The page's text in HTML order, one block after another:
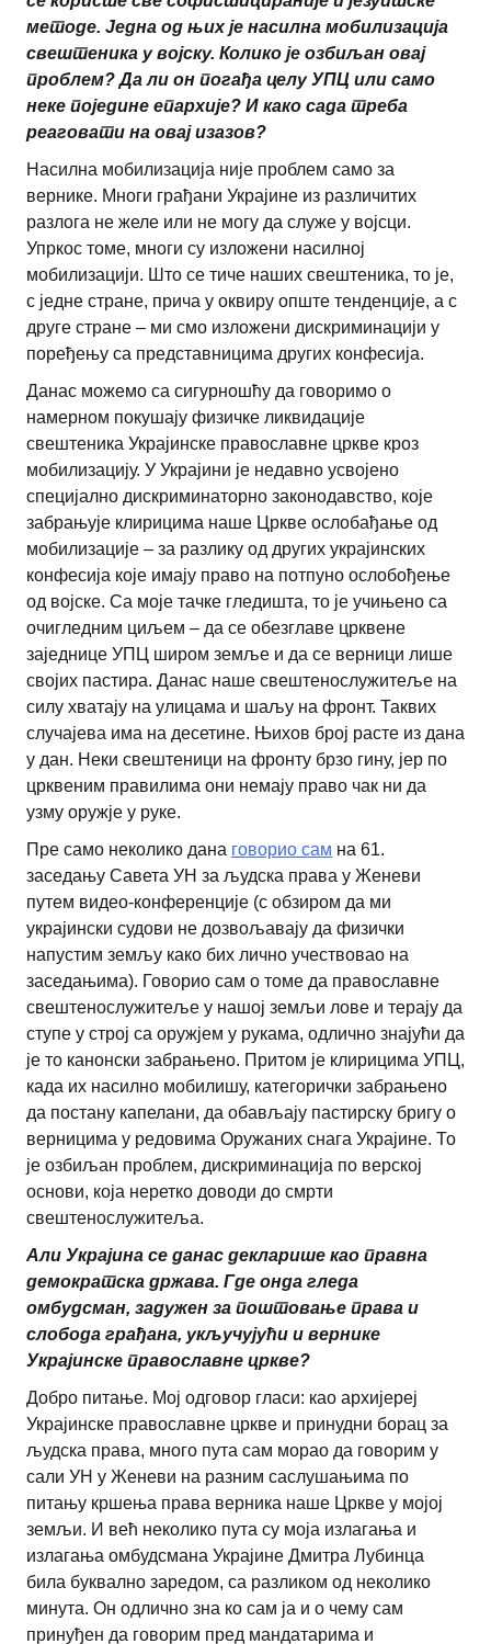
методе. Једна од њих је насилна мобилизација
свештеника у војску. Колико је озбиљан овај
проблем? Да ли он погађа целу УПЦ или само
неке поједине епархије? И како сада треба
реаговати на овај изазов?
Насилна мобилизација није проблем само за
вернике. Многи грађани Украјине из различитих
разлога не желе или не могу да служе у војсци.
Упркос томе, многи су изложени насилној
мобилизацији. Што се тиче наших свештеника, то је,
с једне стране, прича у оквиру опште тенденције, а с
друге стране – ми смо изложени дискриминацији у
поређењу са представницима других конфесија.
Данас можемо са сигурношћу да говоримо о
намерном покушају физичке ликвидације
свештеника Украјинске православне цркве кроз
мобилизацију. У Украјини је недавно усвојено
специјално дискриминаторно законодавство, које
забрањује клирицима наше Цркве ослобађање од
мобилизације – за разлику од других украјинских
конфесија које имају право на потпуно ослобођење
од војске. Са моје тачке гледишта, то је учињено са
очигледним циљем – да се обезглаве црквене
заједнице УПЦ широм земље и да се верници лише
својих пастира. Данас наше свештенослужитеље на
силу хватају на улицама и шаљу на фронт. Таквих
случајева има на десетине. Њихов број расте из дана
у дан. Неки свештеници на фронту брзо гину, јер по
црквеним правилима они немају право чак ни да
узму оружје у руке.
Пре само неколико дана говорио сам на 61.
заседању Савета УН за људска права у Женеви
путем видео-конференције (с обзиром да ми
украјински судови не дозвољавају да физички
напустим земљу како бих лично учествовао на
заседањима). Говорио сам о томе да православне
свештенослужитеље у нашој земљи лове и терају да
ступе у строј са оружјем у рукама, одлично знајући да
је то канонски забрањено. Притом је клирицима УПЦ,
када их насилно мобилишу, категорички забрањено
да постану капелани, да обављају пастирску бригу о
верницима у редовима Оружаних снага Украјине. То
је озбиљан проблем, дискриминација по верској
основи, која неретко доводи до смрти
свештенослужитеља.
Али Украјина се данас декларише као правна
демократска држава. Где онда гледа
омбудсман, задужен за поштовање права и
слобода грађана, укључујући и вернике
Украјинске православне цркве?
Добро питање. Мој одговор гласи: као архијереј
Украјинске православне цркве и принудни борац за
људска права, много пута сам морао да говорим у
сали УН у Женеви на разним саслушањима по
питању кршења права верника наше Цркве у мојој
земљи. И већ неколико пута су моја излагања и
излагања омбудсмана Украјине Дмитра Лубинца
била буквално заредом, са разликом од неколико
минута. Он одлично зна ко сам ја и о чему сам
принуђен да говорим пред мандатарима и